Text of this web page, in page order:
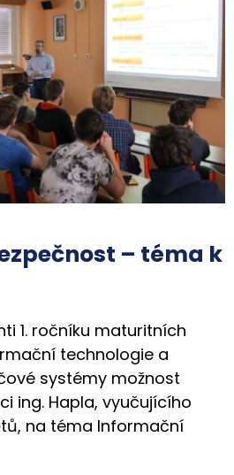
– téma k
1. ročníku maturitních
technologie a
systémy možnost
ing. Hapla, vyučujícího
na téma Informační